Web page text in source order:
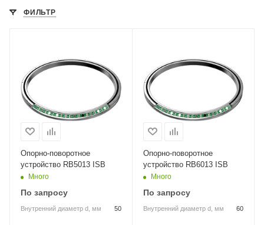
ФИЛЬТР
Опорно-поворотное
устройство RB5013 ISB
Много
По запросу
Внутренний диаметр d, мм 50
Опорно-поворотное
устройство RB6013 ISB
Много
По запросу
Внутренний диаметр d, мм 60